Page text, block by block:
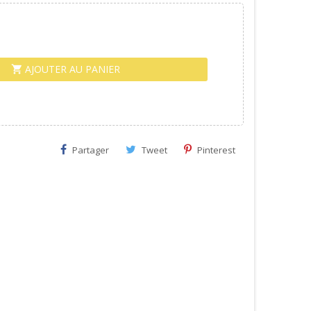
shopping_cart AJOUTER AU PANIER
Partager Tweet Pinterest